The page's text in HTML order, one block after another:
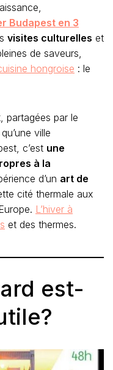
Budapest en 3
visites culturelles et
de saveurs,
hongroise : le
partagées par le
ville
c’est une
à la
d’un art de
cité thermale aux
L’hiver à
et des thermes.
est-